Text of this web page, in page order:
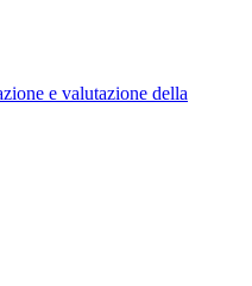
e valutazione della